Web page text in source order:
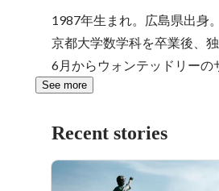
1987年生まれ。広島県出身。
京都大学数学科を卒業後、
6月からウォンテッドリーの
See more
Recent stories